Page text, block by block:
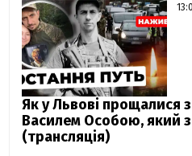
Як у Львові прощалися
Василем Особою, який
(трансляція)